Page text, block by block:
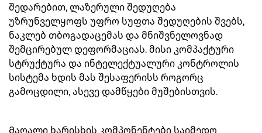
შედარებით, ლაზერული შედუღება
უზრუნველყოფს უფრო სუფთა შედუღების შვებს,
ნაკლებ თბოგადაცემას და მნიშვნელოვნად
შემცირებულ დეფორმაციას. მისი კომპაქტური
სტრუქტურა და ინტელექტუალური კონტროლის
სისტემა ხდის მას შესაფერისს როგორც
გამოცდილი, ასევე დამწყები მუშებისთვის.
Მაღალი ხარისხის კომპონენტები საიმედო